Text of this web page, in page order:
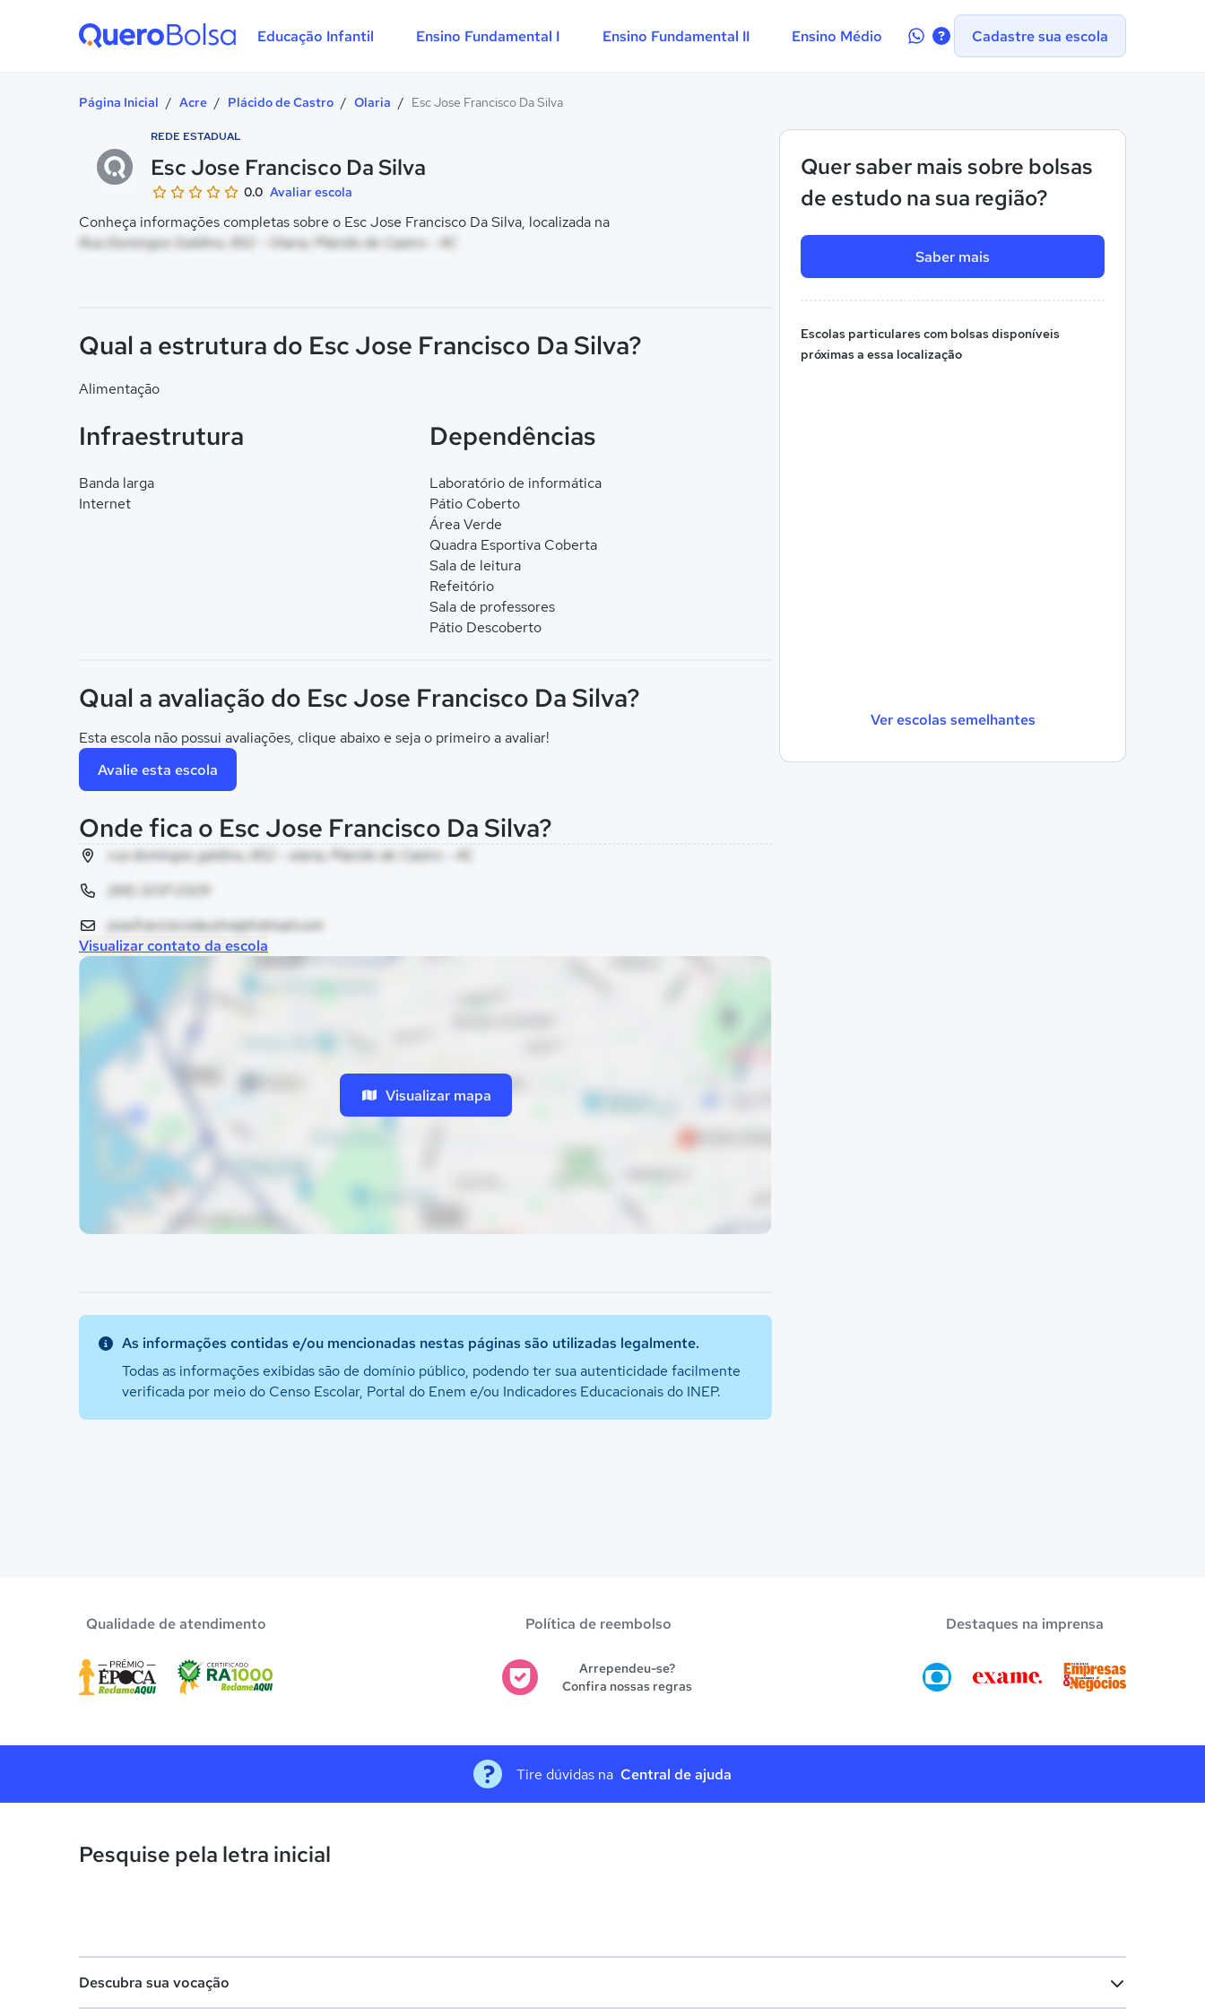
Educação Infantil Ensino Fundamental I Ensino Fundamental II Ensino Médio
Contate-Cadastre sua escola
Página Inicial / Acre / Plácido de Castro / Olaria / Esc Jose Francisco Da Silva
REDE ESTADUAL
Esc Jose Francisco Da Silva
0.0 Avaliar escola
Conheça informações completas sobre o Esc Jose Francisco Da Silva, localizada na
Rua Domingos Galdino, 852 - Olaria, Plácido de Castro - AC
Quer saber mais sobre bolsas
de estudo na sua região?
Saber mais
Escolas particulares com bolsas disponíveis
próximas a essa localização
Ver escolas semelhantes
Qual a estrutura do Esc Jose Francisco Da Silva?
Alimentação
Infraestrutura
Banda larga
Internet
Dependências
Laboratório de informática
Pátio Coberto
Área Verde
Quadra Esportiva Coberta
Sala de leitura
Refeitório
Sala de professores
Pátio Descoberto
Qual a avaliação do Esc Jose Francisco Da Silva?
Esta escola não possui avaliações, clique abaixo e seja o primeiro a avaliar!
Avalie esta escola
Onde fica o Esc Jose Francisco Da Silva?
rua domingos galdino, 852 - olaria, Plácido de Castro - AC
(68) 3237-2029
josefranciscoda.silva@hotmail.com
Visualizar contato da escola
Visualizar mapa
As informações contidas e/ou mencionadas nestas páginas são utilizadas legalmente.
Todas as informações exibidas são de domínio público, podendo ter sua autenticidade facilmente
verificada por meio do Censo Escolar, Portal do Enem e/ou Indicadores Educacionais do INEP.
Qualidade de atendimento Política de reembolso
Arrependeu-se?
Confira nossas regras
Destaques na imprensa
Tire dúvidas na Central de ajuda
Pesquise pela letra inicial
Descubra sua vocação